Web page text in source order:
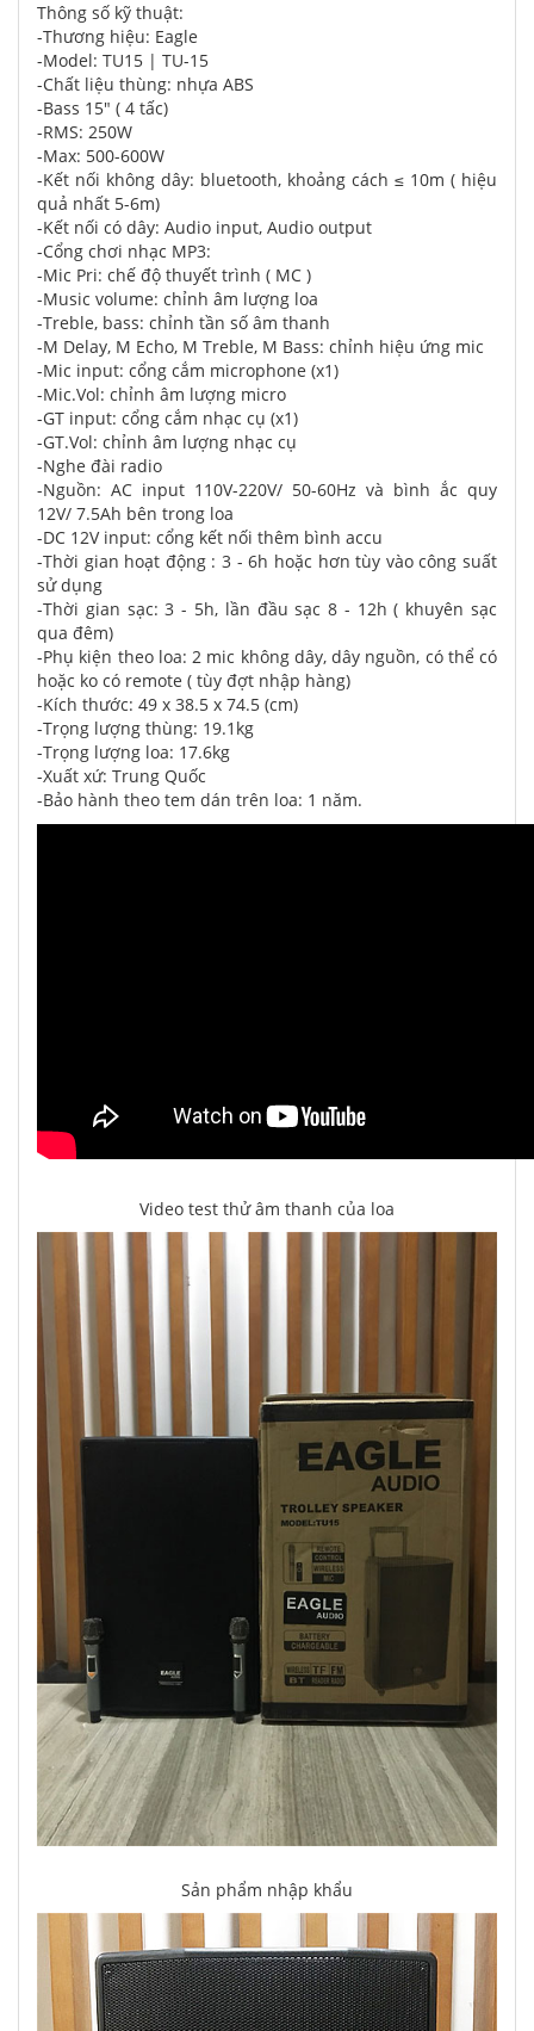
Thông số kỹ thuật:
-Thương hiệu: Eagle
-Model: TU15 | TU-15
-Chất liệu thùng: nhựa ABS
-Bass 15" ( 4 tấc)
-RMS: 250W
-Max: 500-600W
-Kết nối không dây: bluetooth, khoảng cách ≤ 10m ( hiệu
quả nhất 5-6m)
-Kết nối có dây: Audio input, Audio output
-Cổng chơi nhạc MP3:
-Mic Pri: chế độ thuyết trình ( MC )
-Music volume: chỉnh âm lượng loa
-Treble, bass: chỉnh tần số âm thanh
-M Delay, M Echo, M Treble, M Bass: chỉnh hiệu ứng mic
-Mic input: cổng cắm microphone (x1)
-Mic.Vol: chỉnh âm lượng micro
-GT input: cổng cắm nhạc cụ (x1)
-GT.Vol: chỉnh âm lượng nhạc cụ
-Nghe đài radio
-Nguồn: AC input 110V-220V/ 50-60Hz và bình ắc quy
12V/ 7.5Ah bên trong loa
-DC 12V input: cổng kết nối thêm bình accu
-Thời gian hoạt động : 3 - 6h hoặc hơn tùy vào công suất
sử dụng
-Thời gian sạc: 3 - 5h, lần đầu sạc 8 - 12h ( khuyên sạc
qua đêm)
-Phụ kiện theo loa: 2 mic không dây, dây nguồn, có thể có
hoặc ko có remote ( tùy đợt nhập hàng)
-Kích thước: 49 x 38.5 x 74.5 (cm)
-Trọng lượng thùng: 19.1kg
-Trọng lượng loa: 17.6kg
-Xuất xứ: Trung Quốc
-Bảo hành theo tem dán trên loa: 1 năm.
Video test thử âm thanh của loa
Sản phẩm nhập khẩu